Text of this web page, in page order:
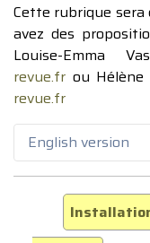
Cette rubrique sera
avez des
Louise-Emma
revue.fr ou Hélène
revue.fr
English version